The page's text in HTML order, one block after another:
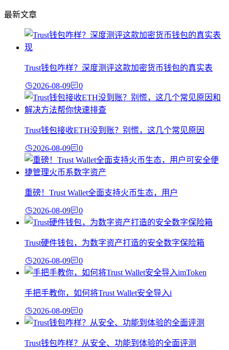
最新文章
Trust钱包咋样？深度测评这款加密货币钱包的真实表
2026-08-09 0
Trust钱包接收ETH没到账？别慌，这几个常见原因
2026-08-09 0
重磅！Trust Wallet全面支持火币生态，用户
2026-08-09 0
Trust硬件钱包，为数字资产打造的安全数字保险箱
2026-08-09 0
手把手教你，如何将Trust Wallet安全导入i
2026-08-09 0
Trust钱包咋样？从安全、功能到体验的全面评测